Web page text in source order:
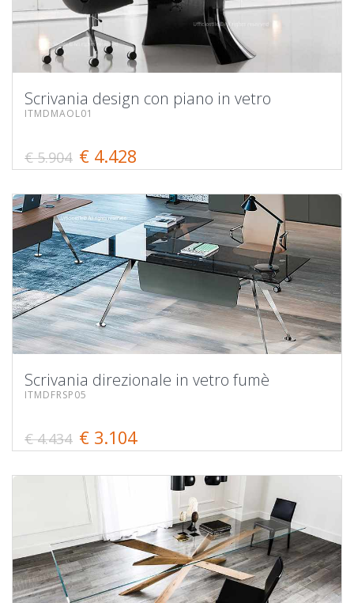
Scrivania design con piano in vetro
ITMDMAOL01
€ 5.904 € 4.428
Scrivania direzionale in vetro fumè
ITMDFRSP05
€ 4.434 € 3.104